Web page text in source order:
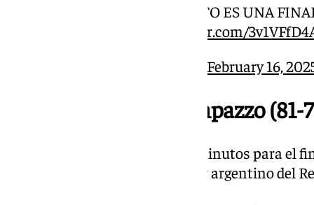
¡GRÍTALO PERRY, QUE ESTO ES UNA
pic.twitter.com/
February 16,
21.48 | Técnica a Campazzo (81-
A falta de poco más de cuatro minutos para el
pitado técnica contra el jugador argentino del